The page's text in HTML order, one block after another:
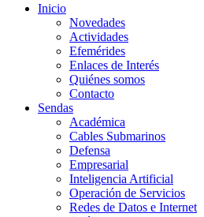
Inicio
Novedades
Actividades
Efemérides
Enlaces de Interés
Quiénes somos
Contacto
Sendas
Académica
Cables Submarinos
Defensa
Empresarial
Inteligencia Artificial
Operación de Servicios
Redes de Datos e Internet